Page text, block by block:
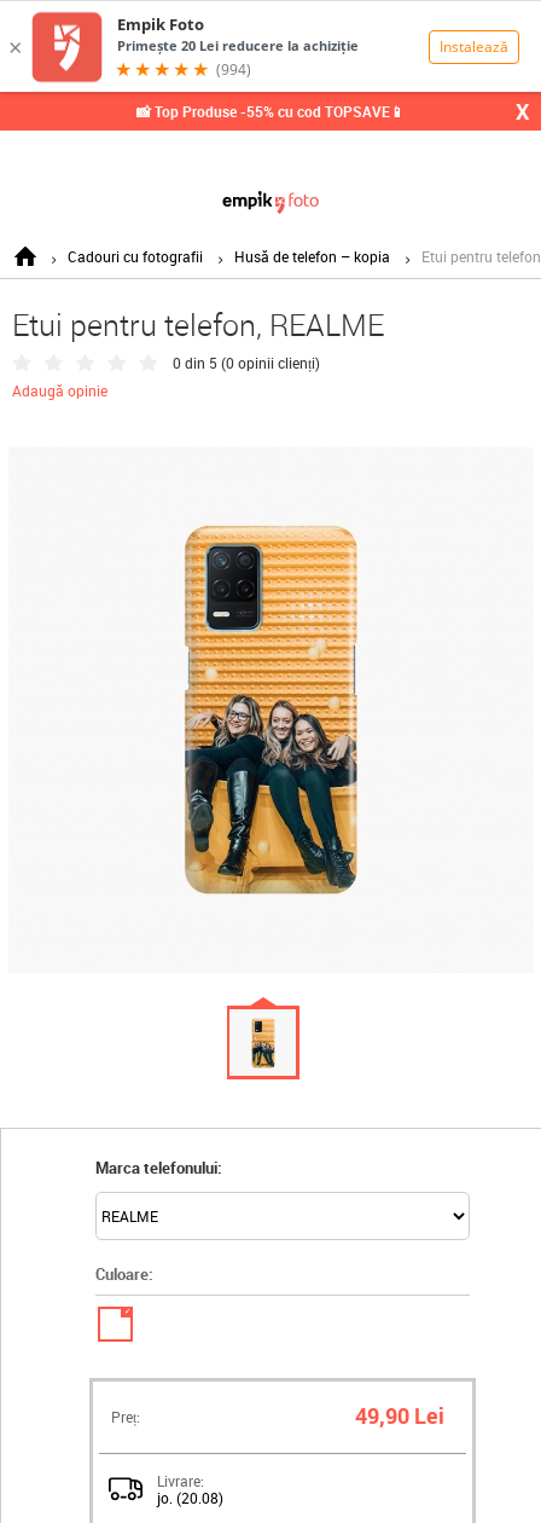
📸 Top Produse -55% cu cod TOPSAVE📱 X
Cadouri cu fotografii Husă de telefon – kopia Etui pentru
Etui pentru telefon, REALME
0 din 5 (0 opinii clienți)
Adaugă opinie
Marca telefonului:
Culoare:
✓
Preț: 49,90 Lei
Livrare:
jo. (20.08)